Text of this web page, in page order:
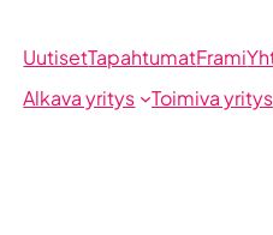
UutisetTapahtumatFrami
Alkava yritys
Toimiva yritys